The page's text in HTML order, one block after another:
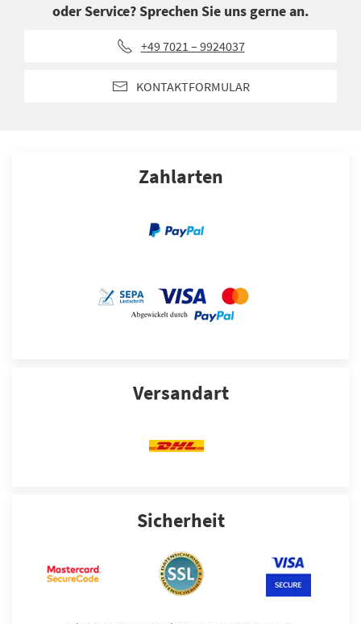
oder Service? Sprechen Sie uns gerne an.
+49 7021 – 9924037
KONTAKTFORMULAR
Zahlarten
Versandart
Sicherheit